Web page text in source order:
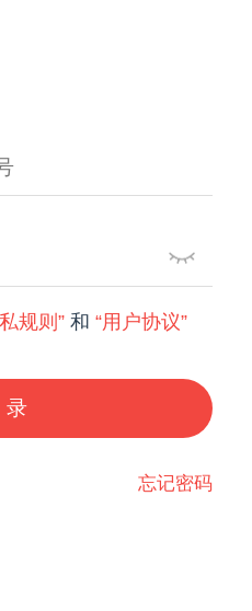
规则” 和“用户协议”
忘记密码